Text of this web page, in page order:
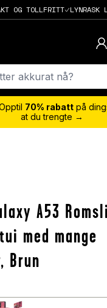
OG TOLLFRITT LYNRASK
70% rabatt på
at du trengte →
A53
med mange
Brun